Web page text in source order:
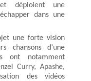
et déploient une
dans une
une forte vision
chansons d’une
ont notamment
Curry, Apashe,
des vidéos